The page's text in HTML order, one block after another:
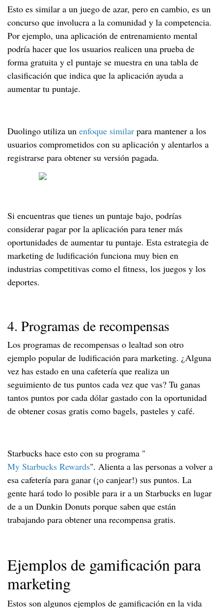
Esto es similar a un juego de azar, pero en cambio, es un
concurso que involucra a la comunidad y la competencia.
Por ejemplo, una aplicación de entrenamiento mental
podría hacer que los usuarios realicen una prueba de
forma gratuita y el puntaje se muestra en una tabla de
clasificación que indica que la aplicación ayuda a
aumentar tu puntaje.
Duolingo utiliza un enfoque similar para mantener a los
usuarios comprometidos con su aplicación y alentarlos a
registrarse para obtener su versión pagada.
Si encuentras que tienes un puntaje bajo, podrías
considerar pagar por la aplicación para tener más
oportunidades de aumentar tu puntaje. Esta estrategia de
marketing de ludificación funciona muy bien en
industrias competitivas como el fitness, los juegos y los
deportes.
4. Programas de recompensas
Los programas de recompensas o lealtad son otro
ejemplo popular de ludificación para marketing. ¿Alguna
vez has estado en una cafetería que realiza un
seguimiento de tus puntos cada vez que vas? Tu ganas
tantos puntos por cada dólar gastado con la oportunidad
de obtener cosas gratis como bagels, pasteles y café.
Starbucks hace esto con su programa "
My Starbucks Rewards". Alienta a las personas a volver a
esa cafetería para ganar (¡o canjear!) sus puntos. La
gente hará todo lo posible para ir a un Starbucks en lugar
de a un Dunkin Donuts porque saben que están
trabajando para obtener una recompensa gratis.
Ejemplos de gamificación para
marketing
Estos son algunos ejemplos de gamificación en la vida